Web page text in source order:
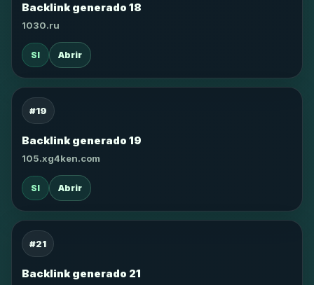
Backlink generado 18
1030.ru
SI Abrir
#19
Backlink generado 19
105.xg4ken.com
SI Abrir
#21
Backlink generado 21